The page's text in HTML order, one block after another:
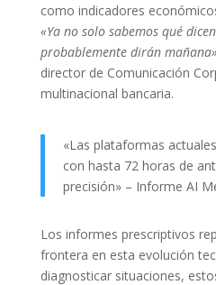
como indicadores
«Ya no solo sabemos qué
probablemente dirán mañana»
director de Comunicación
multinacional bancaria.
«Las plataformas
con hasta 72 horas de
precisión» – Informe AI
Los informes prescriptivos
frontera en esta evolución
diagnosticar situaciones,